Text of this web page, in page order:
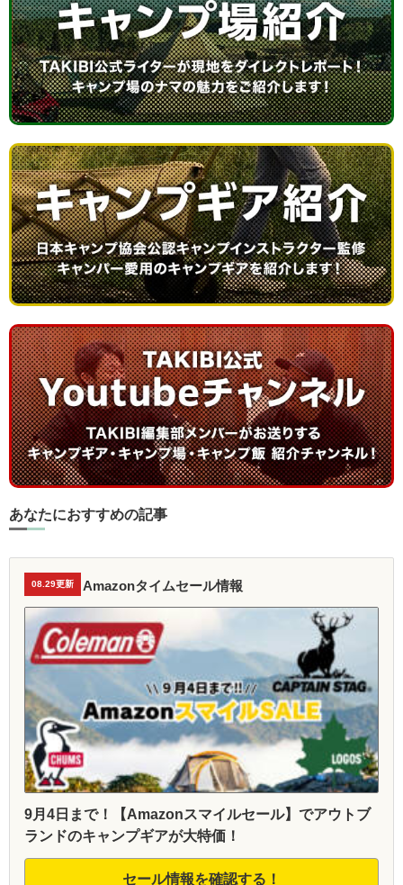
あなたにおすすめの記事
08.29更新 Amazonタイムセール情報
9月4日まで！【Amazonスマイルセール】でアウトブ
ランドのキャンプギアが大特価！
セール情報を確認する！